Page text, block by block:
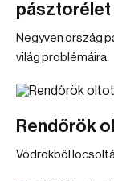
pásztorélet
Negyven ország
világ problémáira.
Rendőrök
Vödrökből